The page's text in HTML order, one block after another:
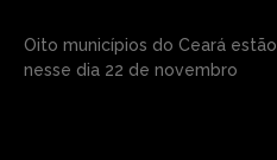
Oito municípios do Ceará
nesse dia 22 de novembro